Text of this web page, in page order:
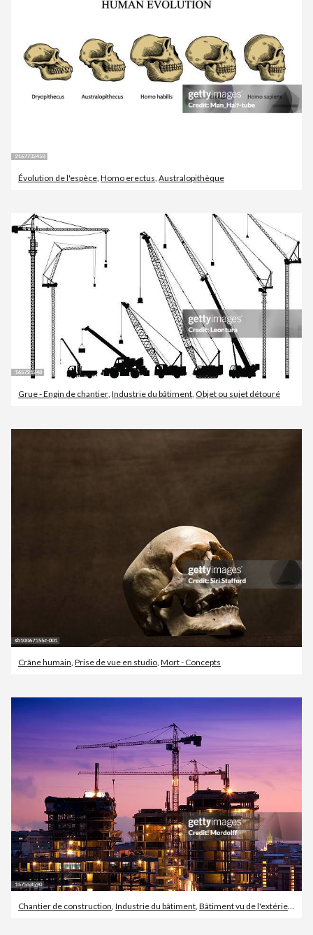
Évolution de l'espèce, Homo erectus, Australopithèque
Grue - Engin de chantier Industrie du bâtiment Objet ou sujet détouré
Crâne humain Prise de vue en studio Mort - Concepts
Chantier de construction, Industrie du bâtiment, Bâtiment vu de l'extérieur